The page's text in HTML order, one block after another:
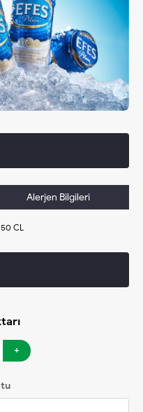
Alerjen Bilgileri
CL
+